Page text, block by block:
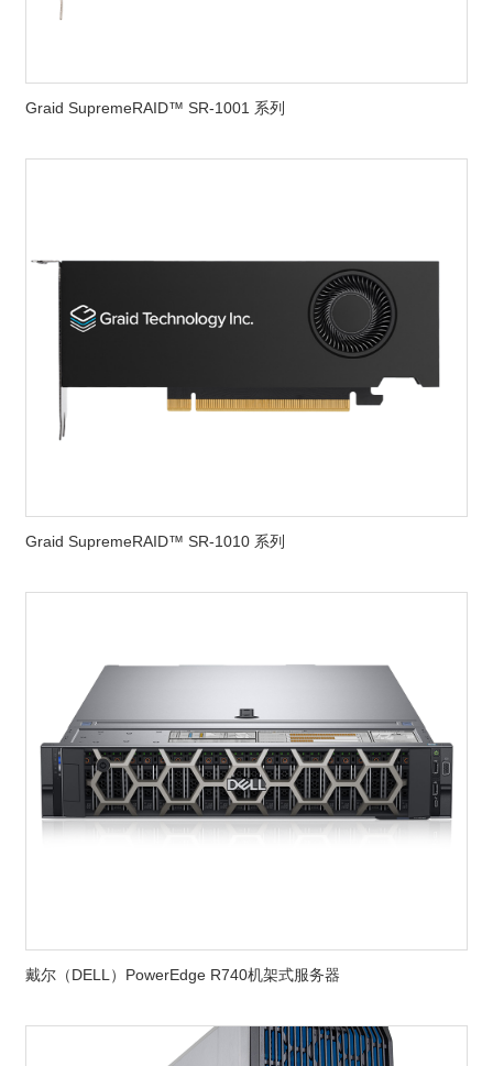
Graid SupremeRAID™ SR-1001 系列
Graid SupremeRAID™ SR-1010 系列
戴尔（DELL）PowerEdge R740机架式服务器